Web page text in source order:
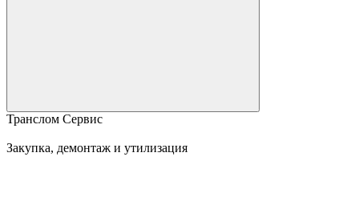
Транслом Сервис
Закупка, демонтаж и утилизация